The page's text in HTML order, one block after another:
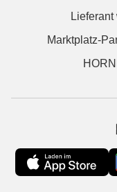
Marktplatz-